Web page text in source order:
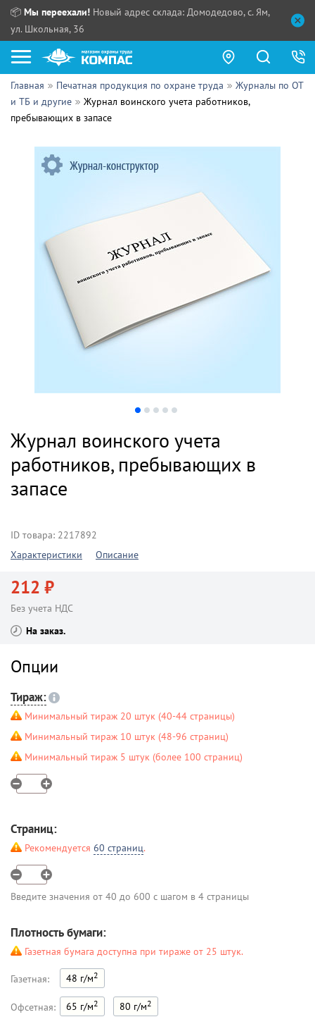
📦 Мы переехали! Новый адрес склада: Домодедово, с. Ям,
ул. Школьная, 36
Как купить?
Прайс-листы
Сотрудничество
Поставщикам
Обзоры
Контакты
ПН - ЧТ:
Главная Печатная продукция по охране труда
Журналы по ОТ
и ТБ и другие
Журнал воинского учета работников,
пребывающих в запасе
Журнал воинского учета
работников, пребывающих в
запасе
ID товара: 2217892
Характеристики
Описание
212 ₽
Без учета НДС
На заказ
Опции
Тираж:
Минимальный тираж 20 штук (40-44 страницы)
Минимальный тираж 10 штук (48-96 страниц)
Минимальный тираж 5 штук (более 100 страниц)
Страниц:
Рекомендуется 60 страниц.
Введите значения от 40 до 600 с шагом в 4 страницы
Плотность бумаги:
Газетная бумага доступна при тираже от 25 штук.
Газетная: 48 г/м2
Офсетная: 65 г/м2 80 г/м2